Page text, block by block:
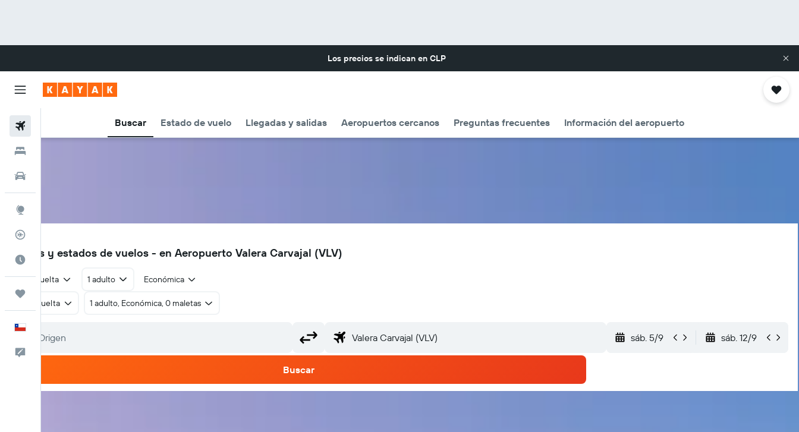
Los precios se indican en CLP
Buscar Estado de vuelo Llegadas y salidas Aeropuertos cercanos Preguntas frecuentes Información del aeropuerto
Cuándo ir
VLV
Vuelos y estados de vuelos - en Aeropuerto Valera Carvajal (VLV)
Ida y vuelta 1 adulto Económica
Ida y vuelta 1 adulto, Económica, 0 maletas
sáb. 5/9 sáb. 12/9
Buscar